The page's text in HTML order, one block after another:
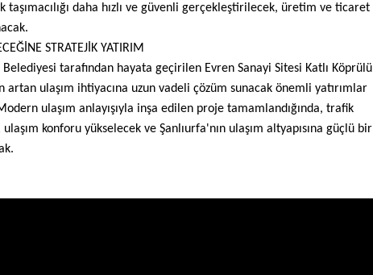
taşımacılığı daha hızlı ve güvenli gerçekleştirilecek, üretim ve ticaret
STRATEJİK YATIRIM
Belediyesi tarafından hayata geçirilen Evren Sanayi Sitesi Katlı Köprülü
artan ulaşım ihtiyacına uzun vadeli çözüm sunacak önemli yatırımlar
ulaşım anlayışıyla inşa edilen proje tamamlandığında, trafik
konforu yükselecek ve Şanlıurfa'nın ulaşım altyapısına güçlü bir